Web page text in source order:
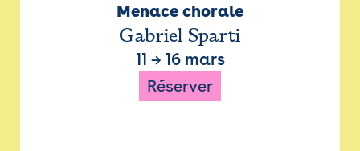
Menace chorale
Gabriel Sparti
11 → 16 mars
Réserver